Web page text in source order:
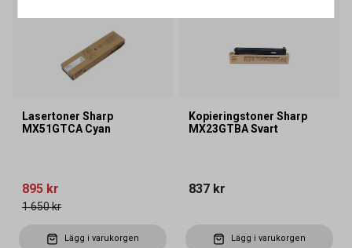
Lasertoner Sharp
MX51GTCA Cyan
895 kr
1 650 kr
Lägg i varukorgen
Kopieringstoner Sharp
MX23GTBA Svart
837 kr
Lägg i varukorgen